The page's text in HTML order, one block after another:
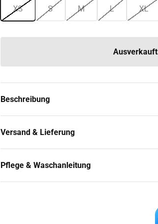
XS S M L XL
Ausverkauft
Beschreibung
Versand & Lieferung
Pflege & Waschanleitung